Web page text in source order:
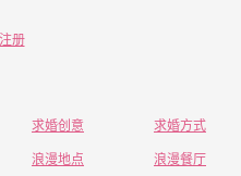
册
求婚创意
求婚方式
浪漫地点
浪漫餐厅